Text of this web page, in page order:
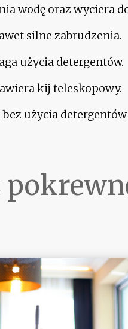
wodę oraz wyciera
silne zabrudzenia.
użycia detergentów.
kij teleskopowy.
użycia